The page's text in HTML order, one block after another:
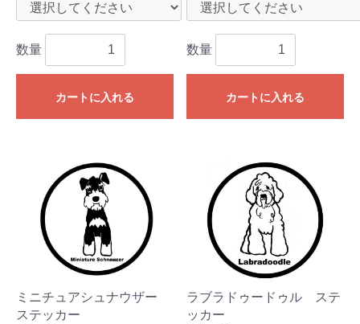
数量
カートに入れる
数量
カートに入れる
ミニチュアシュナウザー
ステッカー
ラブラドゥードゥル ステ
ッカー